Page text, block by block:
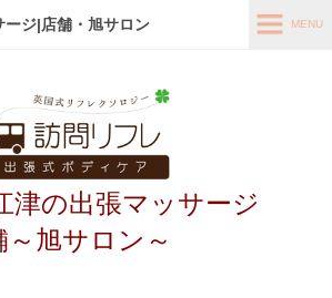
ジ|店舗・旭サロン
津の出張マッサージ
旭サロン～
MENU